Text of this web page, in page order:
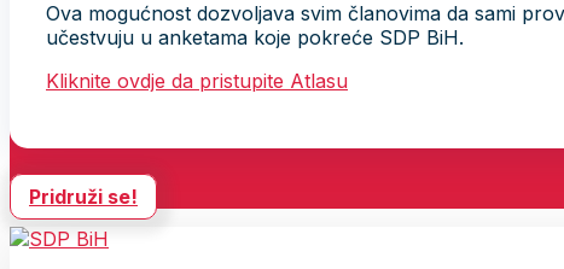
Ova mogućnost dozvoljava svim članovima da sami
učestvuju u anketama koje pokreće SDP BiH.
Kliknite ovdje da pristupite Atlasu
Pridruži se!